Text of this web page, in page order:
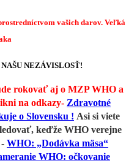
vašich darov. Veľká
NEZÁVISLOSŤ!
rokovať aj o MZP WHO a
na odkazy- Zdravotné
o Slovensku ! Asi si viete
keďže WHO verejne
WHO: „Dodávka mäsa“
WHO: očkovanie